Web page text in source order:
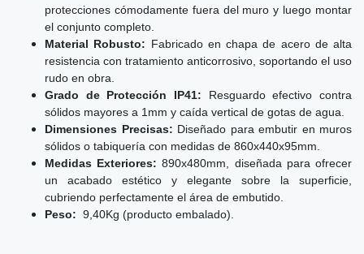
protecciones cómodamente fuera del muro y luego montar
el conjunto completo.
Material Robusto: Fabricado en chapa de acero de alta
resistencia con tratamiento anticorrosivo, soportando el uso
rudo en obra.
Grado de Protección IP41: Resguardo efectivo contra
sólidos mayores a 1mm y caída vertical de gotas de agua.
Dimensiones Precisas: Diseñado para embutir en muros
sólidos o tabiquería con medidas de 860x440x95mm.
Medidas Exteriores: 890x480mm, diseñada para ofrecer
un acabado estético y elegante sobre la superficie,
cubriendo perfectamente el área de embutido.
Peso: 9,40Kg (producto embalado).